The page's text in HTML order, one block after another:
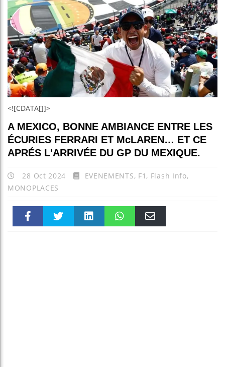
<![CDATA[]]>
A MEXICO, BONNE AMBIANCE ENTRE LES
ÉCURIES FERRARI ET McLAREN… ET CE
APRÉS L'ARRIVÉE DU GP DU MEXIQUE.
28 Oct 2024 EVENEMENTS, F1 , Flash Info,
MONOPLACES